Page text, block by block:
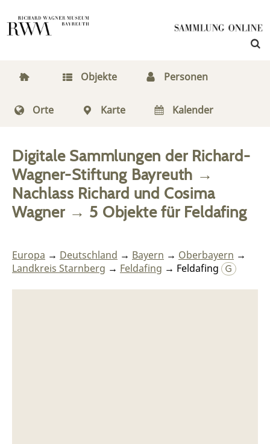
Objekte Personen
Orte Karte Kalender
Digitale Sammlungen der Richard-
Wagner-Stiftung Bayreuth →
Nachlass Richard und Cosima
Wagner→ 5 Objektefür Feldafing
Europa → Deutschland → Bayern → Oberbayern →
Landkreis Starnberg → Feldafing → Feldafing